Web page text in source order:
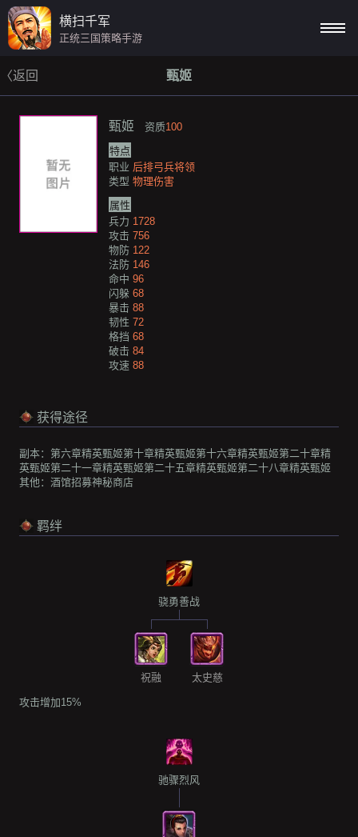
横扫千军
正统三国策略手游
〈返回 甄姬
甄姬 资质100
特点
职业 后排弓兵将领
类型 物理伤害
属性
兵力 1728
攻击 756
物防 122
法防 146
命中 96
闪躲 68
暴击 88
韧性 72
格挡 68
破击 84
攻速 88
获得途径
副本： 第六章精英甄姬第十章精英甄姬第十六章精英甄姬第二十章精
英甄姬第二十一章精英甄姬第二十五章精英甄姬第二十八章精英甄姬
其他： 酒馆招募神秘商店
羁绊
骁勇善战
祝融 太史慈
攻击增加15%
驰骤烈风